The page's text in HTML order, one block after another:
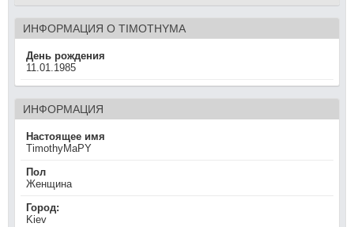
ИНФОРМАЦИЯ О TIMOTHYMA
День рождения
11.01.1985
ИНФОРМАЦИЯ
Настоящее имя
TimothyMaPY
Пол
Женщина
Город:
Kiev